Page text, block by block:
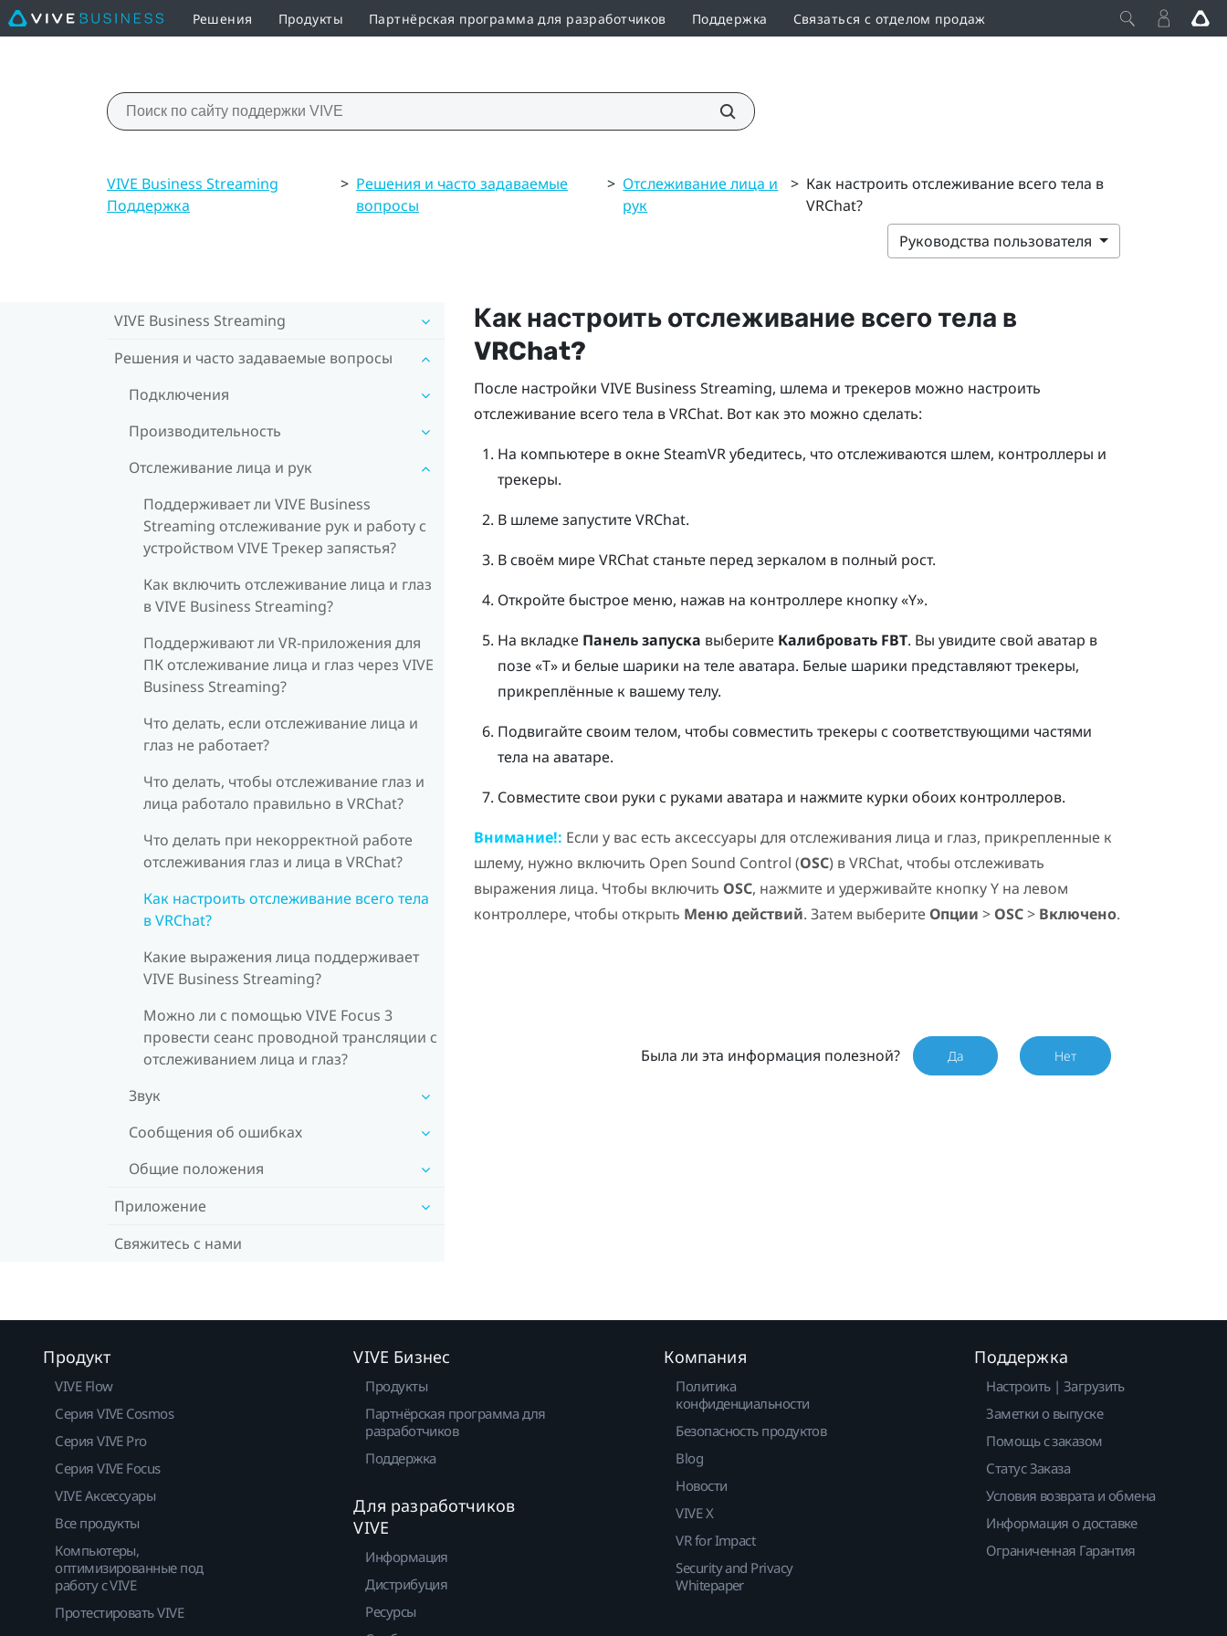
Решения Продукты Партнёрская программа для разработчиков Поддержка Связаться с отделом продаж
VIVE Business Streaming
Поддержка
> Решения и часто задаваемые
вопросы
> Отслеживание лица и
рук
> Как настроить отслеживание всего тела в
VRChat?
Руководства пользователя
VIVE Business Streaming
Решения и часто задаваемые вопросы
Подключения
Производительность
Отслеживание лица и рук
Поддерживает ли VIVE Business
Streaming отслеживание рук и работу с
устройством VIVE Трекер запястья?
Как включить отслеживание лица и глаз
в VIVE Business Streaming?
Поддерживают ли VR-приложения для
ПК отслеживание лица и глаз через VIVE
Business Streaming?
Что делать, если отслеживание лица и
глаз не работает?
Что делать, чтобы отслеживание глаз и
лица работало правильно в VRChat?
Что делать при некорректной работе
отслеживания глаз и лица в VRChat?
Как настроить отслеживание всего тела
в VRChat?
Какие выражения лица поддерживает
VIVE Business Streaming?
Можно ли с помощью VIVE Focus 3
провести сеанс проводной трансляции с
отслеживанием лица и глаз?
Звук
Сообщения об ошибках
Общие положения
Приложение
Свяжитесь с нами
Как настроить отслеживание всего тела в
VRChat?
После настройки VIVE Business Streaming, шлема и трекеров можно настроить
отслеживание всего тела вVRChat. Вот как это можно сделать:
На компьютере в окне SteamVRубедитесь, что отслеживаются шлем, контроллеры и
трекеры.
В шлеме запустите VRChat.
В своём мире VRChatстаньте перед зеркалом в полный рост.
Откройте быстрое меню, нажав на контроллере кнопку «Y».
На вкладке Панель запуска выберите Калибровать FBT. Вы увидите свой аватар в
позе «Т» и белые шарики на теле аватара. Белые шарики представляют трекеры,
прикреплённые к вашему телу.
Подвигайте своим телом, чтобы совместить трекеры с соответствующими частями
тела на аватаре.
Совместите свои руки с руками аватара и нажмите курки обоих контроллеров.
Внимание!: Если у вас есть аксессуары для отслеживания лица и глаз, прикрепленные к
шлему, нужно включить Open Sound Control (OSC) вVRChat, чтобы отслеживать
выражения лица. Чтобы включить OSC, нажмите и удерживайте кнопкуYна левом
контроллере, чтобы открыть Меню действий. Затем выберите Опции > OSC> Включено.
Была ли эта информация полезной? Да Нет
Продукт
VIVE Flow
Серия VIVE Cosmos
Серия VIVE Pro
Серия VIVE Focus
VIVE Аксессуары
Все продукты
Компьютеры,
оптимизированные под
работу с VIVE
Протестировать VIVE
VIVE Бизнес
Продукты
Партнёрская программа для
разработчиков
Поддержка
Для разработчиков
VIVE
Информация
Дистрибуция
Ресурсы
Компания
Политика
конфиденциальности
Безопасность продуктов
Blog
Новости
VIVE X
VR for Impact
Security and Privacy
Whitepaper
Поддержка
Настроить | Загрузить
Заметки о выпуске
Помощь с заказом
Статус Заказа
Условия возврата и обмена
Информация о доставке
Ограниченная Гарантия